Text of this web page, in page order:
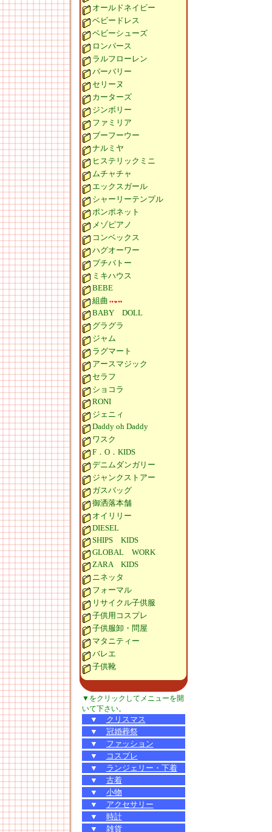
オールドネイビー
ベビードレス
ベビーシューズ
ロンパース
ラルフローレン
バーバリー
セリーヌ
カーターズ
ジンボリー
ファミリア
ブーフーウー
ナルミヤ
ヒステリックミニ
ムチャチャ
エックスガール
シャーリーテンプル
ポンポネット
メゾピアノ
コンベックス
ハグオーワー
プチバトー
ミキハウス
BEBE
組曲
BABY DOLL
グラグラ
ジャム
ラグマート
アースマジック
セラフ
ショコラ
RONI
ジェニィ
Daddy oh Daddy
ワスク
F．O．KIDS
デニムダンガリー
ジャンクストアー
ガスバッグ
御洒落本舗
オイリリー
DIESEL
SHIPS KIDS
GLOBAL WORK
ZARA KIDS
ニネッタ
フォーマル
リサイクル子供服
子供用コスプレ
子供服卸・問屋
マタニティー
バレエ
子供靴
▼をクリックしてメニューを開
いて下さい。
▼
クリスマス
▼
冠婚葬祭
▼
ファッション
▼
コスプレ
▼
ランジェリー・下着
▼
古着
▼
小物
▼
アクセサリー
▼
時計
▼
雑貨